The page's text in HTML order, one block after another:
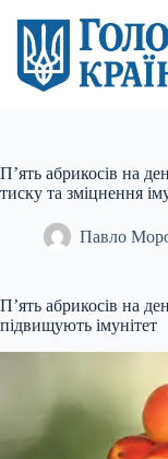
вмісту
П’ять абрикосів на
тиску та зміцнення
Павло
П’ять абрикосів на
підвищують імунітет